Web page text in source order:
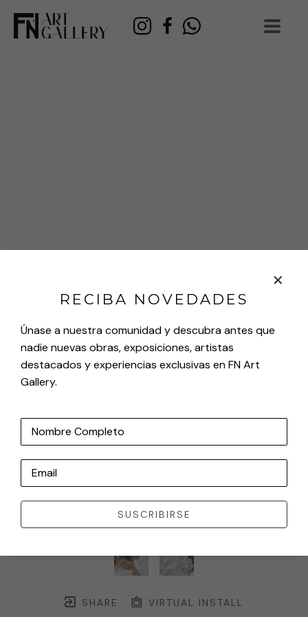
SHARE VIRTUAL INSTALL
RECIBA NOVEDADES
Únase a nuestra comunidad y descubra antes que
nadie nuevas obras, exposiciones, artistas
destacados y experiencias exclusivas en FN Art
Gallery.
Nombre Completo
Email
SUSCRIBIRSE